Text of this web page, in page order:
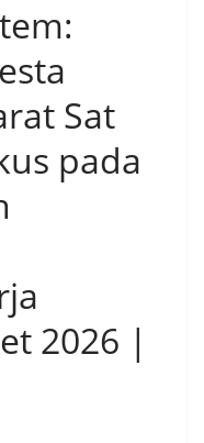
Sat
pada
2026 |